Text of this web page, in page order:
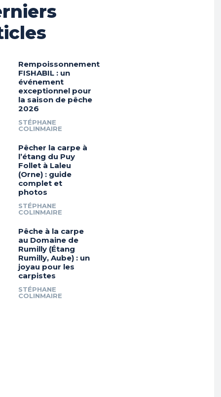
Rempoissonnement
FISHABIL : un
événement
exceptionnel pour
la saison de pêche
2026
STÉPHANE
COLINMAIRE
Pêcher la carpe à
l’étang du Puy
Follet à Laleu
(Orne) : guide
complet et
photos
STÉPHANE
COLINMAIRE
Pêche à la carpe
au Domaine de
Rumilly (Étang
Rumilly, Aube) : un
joyau pour les
carpistes
STÉPHANE
COLINMAIRE